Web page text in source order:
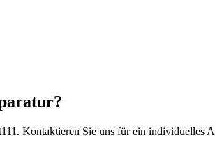
. Kontaktieren Sie uns für ein individuelles